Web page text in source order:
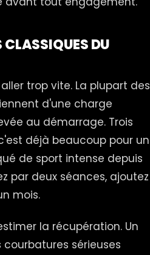
CLASSIQUES DU
trop vite. La plupart des
d'une charge
au démarrage. Trois
déjà beaucoup pour un
de sport intense depuis
par deux séances, ajoutez
mois.
la récupération. Un
courbatures sérieuses